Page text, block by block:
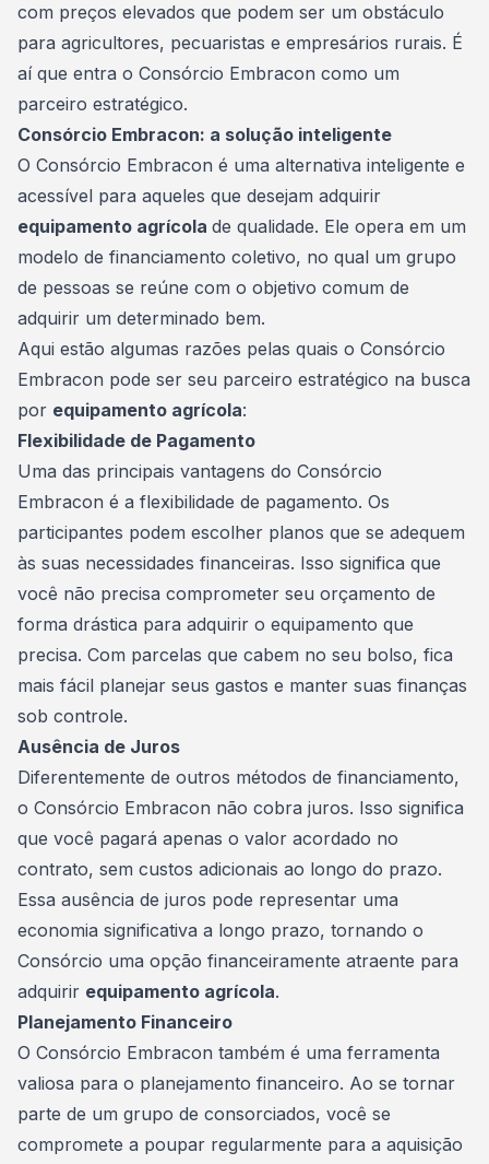
com preços elevados que podem ser um obstáculo
para agricultores, pecuaristas e empresários rurais. É
aí que entra o Consórcio Embracon como um
parceiro estratégico.
Consórcio Embracon: a solução inteligente
O Consórcio Embracon é uma alternativa inteligente e
acessível para aqueles que desejam adquirir
equipamento agrícola de qualidade. Ele opera em um
modelo de financiamento coletivo, no qual um grupo
de pessoas se reúne com o objetivo comum de
adquirir um determinado bem.
Aqui estão algumas razões pelas quais o Consórcio
Embracon pode ser seu parceiro estratégico na busca
por equipamento agrícola:
Flexibilidade de Pagamento
Uma das principais vantagens do Consórcio
Embracon é a flexibilidade de pagamento. Os
participantes podem escolher planos que se adequem
às suas necessidades financeiras. Isso significa que
você não precisa comprometer seu orçamento de
forma drástica para adquirir o equipamento que
precisa. Com parcelas que cabem no seu bolso, fica
mais fácil planejar seus gastos e manter suas finanças
sob controle.
Ausência de Juros
Diferentemente de outros métodos de financiamento,
o Consórcio Embracon não cobra juros. Isso significa
que você pagará apenas o valor acordado no
contrato, sem custos adicionais ao longo do prazo.
Essa ausência de juros pode representar uma
economia significativa a longo prazo, tornando o
Consórcio uma opção financeiramente atraente para
adquirir equipamento agrícola.
Planejamento Financeiro
O Consórcio Embracon também é uma ferramenta
valiosa para o planejamento financeiro. Ao se tornar
parte de um grupo de consorciados, você se
compromete a poupar regularmente para a aquisição